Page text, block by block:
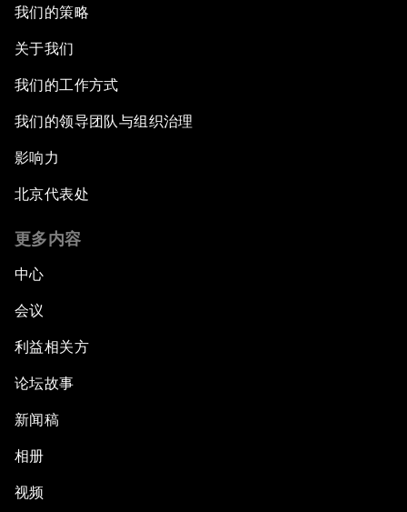
我们的策略
关于我们
我们的工作方式
我们的领导团队与组织治理
影响力
北京代表处
更多内容
中心
会议
利益相关方
论坛故事
新闻稿
相册
视频